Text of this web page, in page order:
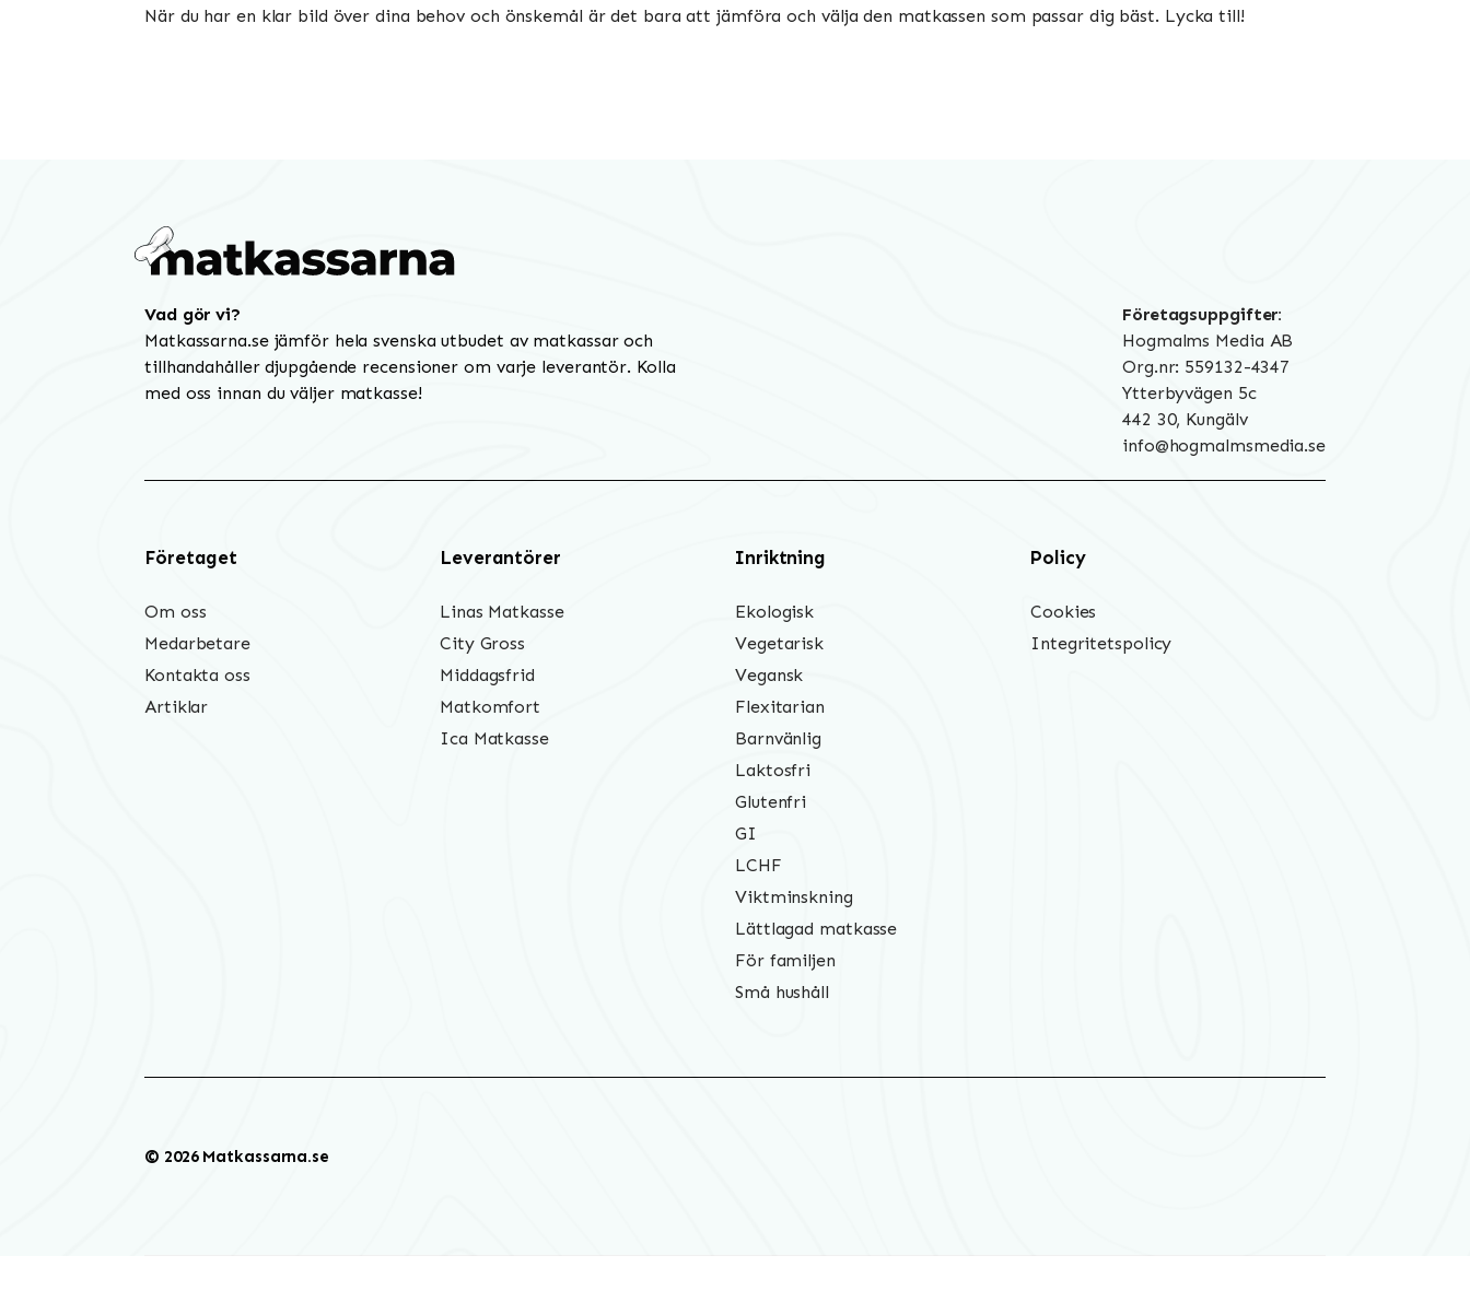
När du har en klar bild över dina behov och önskemål är det bara att jämföra och välja den matkassen som passar dig bäst. Lycka till!
Vad gör vi?
Matkassarna.se jämför hela svenska utbudet av matkassar och
tillhandahåller djupgående recensioner om varje leverantör. Kolla
med oss innan du väljer matkasse!
Företagsuppgifter:
Hogmalms Media AB
Org.nr: 559132-4347
Ytterbyvägen 5c
442 30, Kungälv
info@hogmalmsmedia.se
Företaget
Om oss
Medarbetare
Kontakta oss
Artiklar
Leverantörer
Linas Matkasse
City Gross
Middagsfrid
Matkomfort
Ica Matkasse
Inriktning
Ekologisk
Vegetarisk
Vegansk
Flexitarian
Barnvänlig
Laktosfri
Glutenfri
GI
LCHF
Viktminskning
Lättlagad matkasse
För familjen
Små hushåll
Policy
Cookies
Integritetspolicy
© 2026 Matkassarna.se